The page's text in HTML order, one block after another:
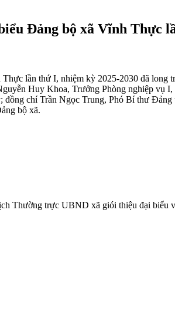
Đảng bộ xã Vĩnh Thực
lần thứ I, nhiệm kỳ 2025-2030 đã
Huy Khoa, Trưởng Phòng nghiệp
chí Trần Ngọc Trung, Phó Bí thư
bộ xã.
Thường trực UBND xã giói thiệu đại biểu